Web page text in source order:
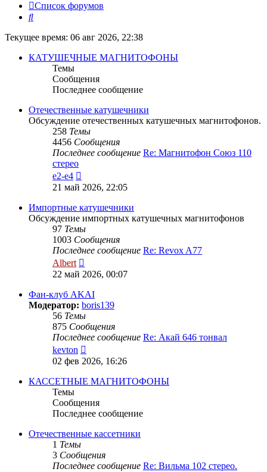
Список форумов
Поиск
Текущее время: 06 авг 2026, 22:38
КАТУШЕЧНЫЕ МАГНИТОФОНЫ
Темы
Сообщения
Последнее сообщение
Отечественные катушечники
Обсуждение отечественных катушечных магнитофонов.
258 Темы
4456 Сообщения
Последнее сообщение Re: Магнитофон Союз 110
стерео
e2-e4
к
сообщению
21 май 2026, 22:05
Импортные катушечники
Обсуждение импортных катушечных магнитофонов
97 Темы
1003 Сообщения
Последнее сообщение Re: Revox A77
Albert
к
сообщению
22 май 2026, 00:07
Фан-клуб AKAI
Модератор: boris139
56 Темы
875 Сообщения
Последнее сообщение Re: Акай 646 тонвал
kevton
к
сообщению
02 фев 2026, 16:26
КАССЕТНЫЕ МАГНИТОФОНЫ
Темы
Сообщения
Последнее сообщение
Отечественные кассетники
1 Темы
3 Сообщения
Последнее сообщение Re: Вильма 102 стерео.